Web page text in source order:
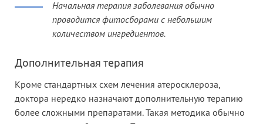
Начальная терапия заболевания обычно
проводится фитосборами с небольшим
количеством ингредиентов.
Дополнительная терапия
Кроме стандартных схем лечения атеросклероза,
доктора нередко назначают дополнительную терапию
более сложными препаратами. Такая методика обычно